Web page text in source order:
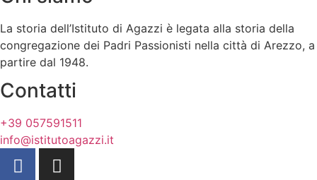
La storia dell’Istituto di Agazzi è legata alla storia della
congregazione dei Padri Passionisti nella città di Arezzo, a
partire dal 1948.
Contatti
+39 057591511
info@istitutoagazzi.it